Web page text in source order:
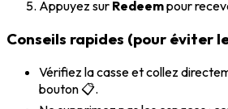
Appuyez sur Redeempour
Conseils rapides (pour éviter
Vérifiez la casse et collez
bouton 📋.